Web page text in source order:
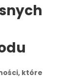
które